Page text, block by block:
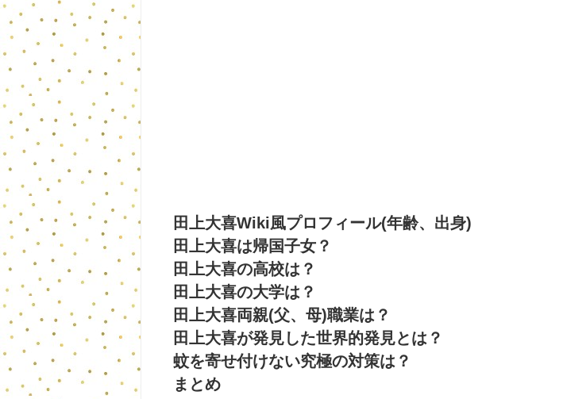
田上大喜Wiki風プロフィール(年齢、出身)
田上大喜は帰国子女？
田上大喜の高校は？
田上大喜の大学は？
田上大喜両親(父、母)職業は？
田上大喜が発見した世界的発見とは？
蚊を寄せ付けない究極の対策は？
まとめ